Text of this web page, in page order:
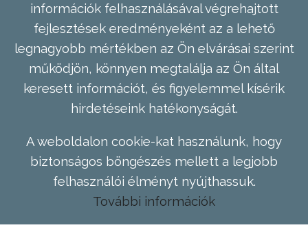
információk felhasználásával végrehajtott
fejlesztések eredményeként az a lehető
legnagyobb mértékben az Ön elvárásai szerint
működjön, könnyen megtalálja az Ön által
keresett információt, és figyelemmel kísérik
hirdetéseink hatékonyságát.
A weboldalon cookie-kat használunk, hogy
biztonságos böngészés mellett a legjobb
felhasználói élményt nyújthassuk.
További információk